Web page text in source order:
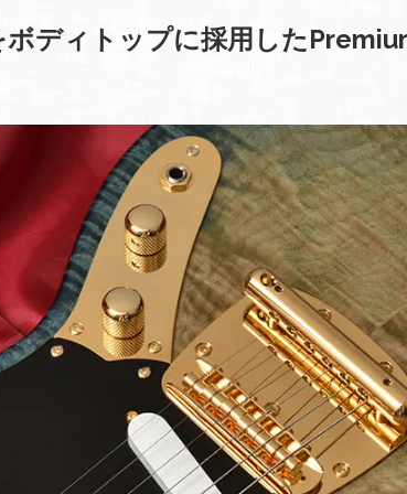
ディトップに採用した